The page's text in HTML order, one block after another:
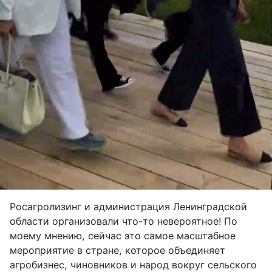
Росагролизинг и администрация Ленинградской
области организовали что-то невероятное! По
моему мнению, сейчас это самое масштабное
мероприятие в стране, которое объединяет
агробизнес, чиновников и народ вокруг сельского